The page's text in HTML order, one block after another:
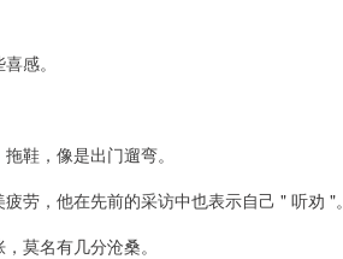
感。
鞋，像是出门遛弯。
劳，他在先前的采访中也表示自己 " 听劝 "。
莫名有几分沧桑。